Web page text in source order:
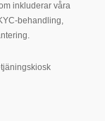
inkluderar våra
behandling,